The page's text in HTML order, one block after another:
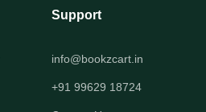
Support
info@bookzcart.in
+91 99629 18724